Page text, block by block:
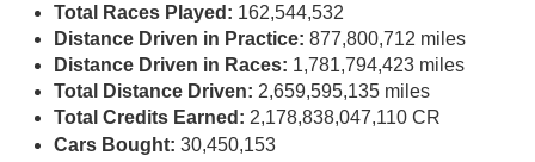
Total Races Played: 162,544,532
Distance Driven in Practice: 877,800,712 miles
Distance Driven in Races: 1,781,794,423 miles
Total Distance Driven: 2,659,595,135 miles
Total Credits Earned: 2,178,838,047,110 CR
Cars Bought: 30,450,153